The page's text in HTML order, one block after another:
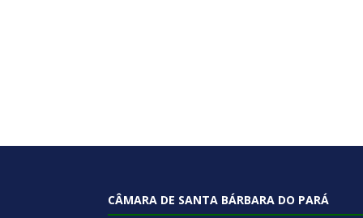
CÂMARA DE SANTA BÁRBARA DO PARÁ